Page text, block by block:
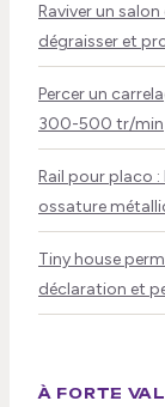
Raviver un
dégraisser et
Percer un
300-500 tr/min
Rail pour placo
ossature
Tiny house
déclaration et
À FORTE